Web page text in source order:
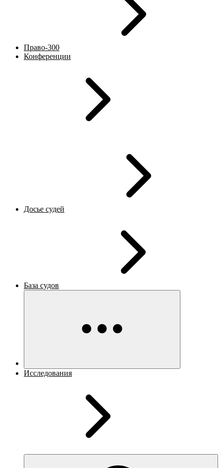
Право-300
Конференции
Досье судей
База судов
Исследования